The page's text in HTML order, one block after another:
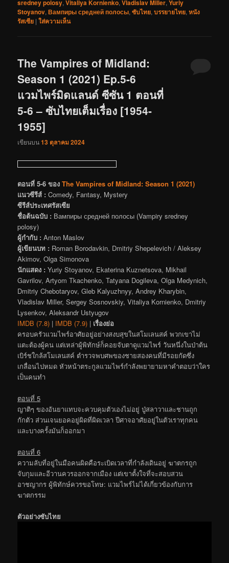
sredney polosy,Vitaliya Kornienko,Vladislav Miller,Yuriy
Stoyanov,Вампиры средней полосы,ซับไทย,บรรยายไทย,หนัง
รัสเซีย |ใส่ความเห็น
The Vampires of Midland:
Season 1 (2021) Ep.5-6
แวมไพร์มิดแลนด์ ซีซัน 1 ตอนที่
5-6 – ซับไทยเต็มเรื่อง [1954-
1955]
เขียนบน13 ตุลาคม 2024
ตอนที่ 5-6 ของ The Vampires of Midland: Season 1 (2021)
แนวซีรีส์ : Comedy, Fantasy, Mystery
ซีรีส์ประเทศรัสเซีย
ชื่อต้นฉบับ : Вампиры средней полосы (Vampiry sredney
polosy)
ผู้กำกับ : Anton Maslov
ผู้เขียนบท : Roman Borodavkin, Dmitriy Shepelevich / Aleksey
Akimov, Olga Simonova
นักแสดง : Yuriy Stoyanov, Ekaterina Kuznetsova, Mikhail
Gavrilov, Artyom Tkachenko, Tatyana Dogileva, Olga Medynich,
Dmitriy Chebotaryov, Gleb Kalyuzhnyy, Andrey Kharybin,
Vladislav Miller, Sergey Sosnovskiy, Vitaliya Kornienko, Dmitriy
Lysenkov, Aleksandr Ustyugov
IMDB (7.8) | IMDB (7.9) | เรื่องย่อ
ครอบครัวแวมไพร์อาศัยอยู่อย่างสงบสุขในสโมเลนสค์ พวกเขาไม่
แตะต้องผู้คน แต่เหล่าผู้พิทักษ์ก็คอยจับตาดูแวมไพร์ วันหนึ่งในป่าต้น
เบิร์ชใกล้สโมเลนสค์ ตำรวจพบศพของชายสองคนที่มีรอยกัดซึ่ง
เกลื่อนไปหมด หัวหน้าตระกูลแวมไพร์กำลังพยายามหาคำตอบว่าใคร
เป็นคนทำ
ตอนที่ 5
ญาติๆ ของอันยาแทบจะควบคุมตัวเองไม่อยู่ ปู่สลาวาและชานถูก
กักตัว ส่วนเจนยอคอยู่ผิดที่ผิดเวลา ปีศาจอาศัยอยู่ในตัวเราทุกคน
และบางครั้งมันก็ออกมา
ตอนที่ 6
ความลับที่อยู่ในมือคนผิดคือระเบิดเวลาที่กำลังเดินอยู่ ฆาตกรถูก
จับกุมและอีวานควรออกจากเมือง แต่เขาตั้งใจที่จะสอบสวน
อาชญากร ผู้พิทักษ์ควรขอโทษ: แวมไพร์ไม่ได้เกี่ยวข้องกับการ
ฆาตกรรม
ตัวอย่างซับไทย